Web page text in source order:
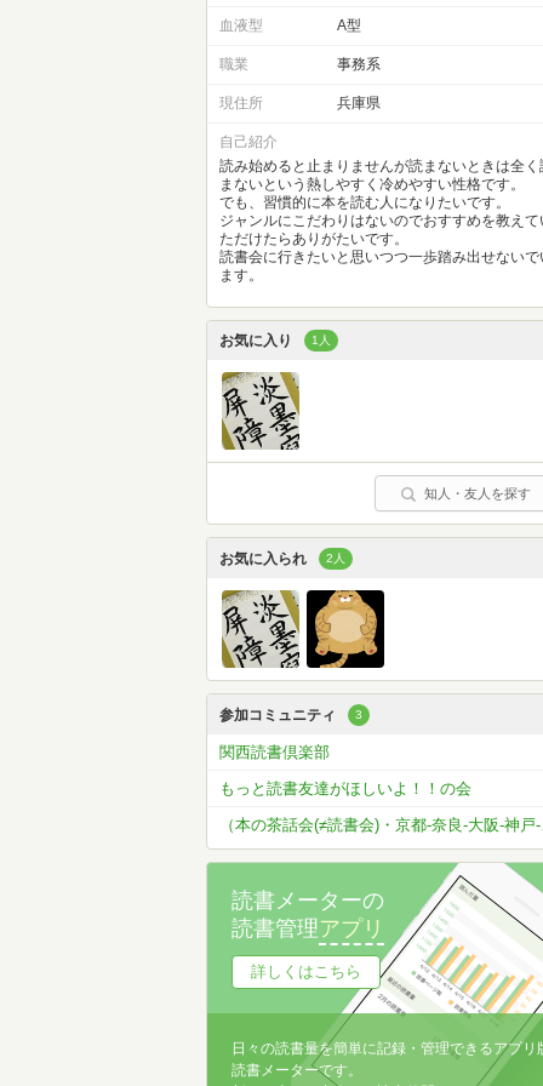
血液型 A型
職業 事務系
現住所 兵庫県
自己紹介
読み始めると止まりませんが読まないときは全く
まないという熱しやすく冷めやすい性格です。
でも、習慣的に本を読む人になりたいです。
ジャンルにこだわりはないのでおすすめを教えて
ただけたらありがたいです。
読書会に行きたいと思いつつ一歩踏み出せないで
ます。
お気に入り 1人
知人・友人を探す
お気に入られ 2人
参加コミュニティ 3
関西読書倶楽部
もっと読書友達がほしいよ！！の会
（本の茶
読書メーターの
読書管理アプリ
詳しくはこちら
日々の読書量を簡単に記録・管理できるアプリ
読書メーターです。